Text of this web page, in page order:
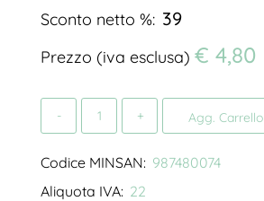
Sconto netto %: 39
Prezzo (iva esclusa) € 4,80
Agg. Carrello
Codice MINSAN: 987480074
Aliquota IVA: 22